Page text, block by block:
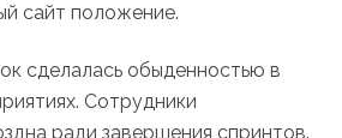
сайт положение.
сделалась обыденностью в
Сотрудники
ради завершения спринтов.